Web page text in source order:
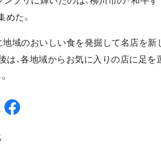
た。
地域のおいしい食を発掘して名店を
は、各地域からお気に入りの店に足